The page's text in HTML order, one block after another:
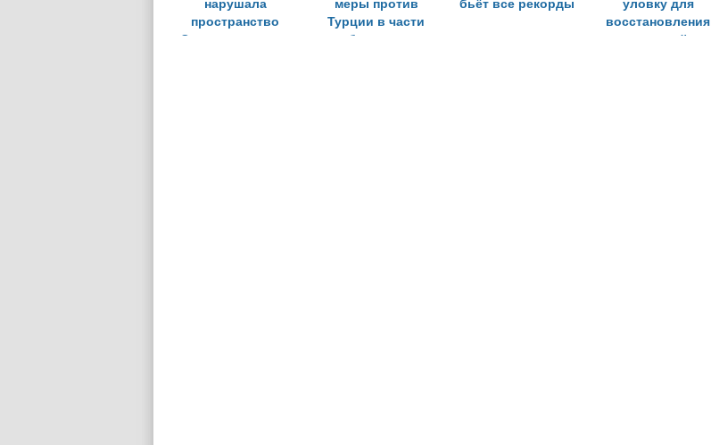
нарушала
пространство
Сирии, то теперь
меры против
Турции в части
работ и услуг
бьёт все рекорды
уловку для
восстановления
отношений с